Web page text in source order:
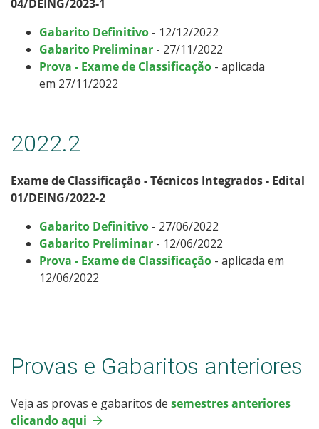
04/DEING/2023-1
Gabarito Definitivo - 12/12/2022
Gabarito Preliminar - 27/11/2022
Prova - Exame de Classificação - aplicada
em 27/11/2022
2022.2
Exame de Classificação - Técnicos Integrados - Edital
01/DEING/2022-2
Gabarito Definitivo - 27/06/2022
Gabarito Preliminar - 12/06/2022
Prova - Exame de Classificação - aplicada em
12/06/2022
Provas e Gabaritos anteriores
Veja as provas e gabaritos de semestres anteriores
clicando aqui